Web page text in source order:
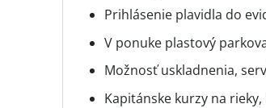
Prihlásenie plavidla do
V ponuke plastový
Možnosť uskladnenia,
Kapitánske kurzy na